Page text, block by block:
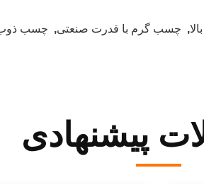
, چسب گرم با قدرت صنعتی, چسب ذوب
پیشنهادی